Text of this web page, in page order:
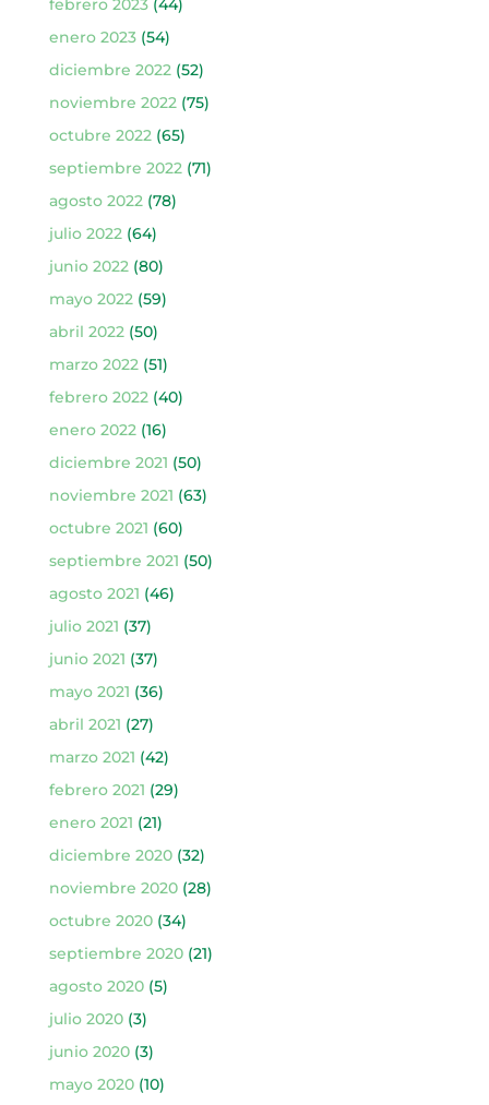
febrero 2023(44)
enero 2023(54)
diciembre 2022(52)
noviembre 2022(75)
octubre 2022(65)
septiembre 2022(71)
agosto 2022(78)
julio 2022(64)
junio 2022(80)
mayo 2022(59)
abril 2022(50)
marzo 2022(51)
febrero 2022(40)
enero 2022(16)
diciembre 2021 (50)
noviembre 2021 (63)
octubre 2021 (60)
septiembre 2021 (50)
agosto 2021 (46)
julio 2021 (37)
junio 2021 (37)
mayo 2021 (36)
abril 2021 (27)
marzo 2021 (42)
febrero 2021 (29)
enero 2021 (21)
diciembre 2020(32)
noviembre 2020(28)
octubre 2020(34)
septiembre 2020(21)
agosto 2020(5)
julio 2020(3)
junio 2020(3)
mayo 2020(10)